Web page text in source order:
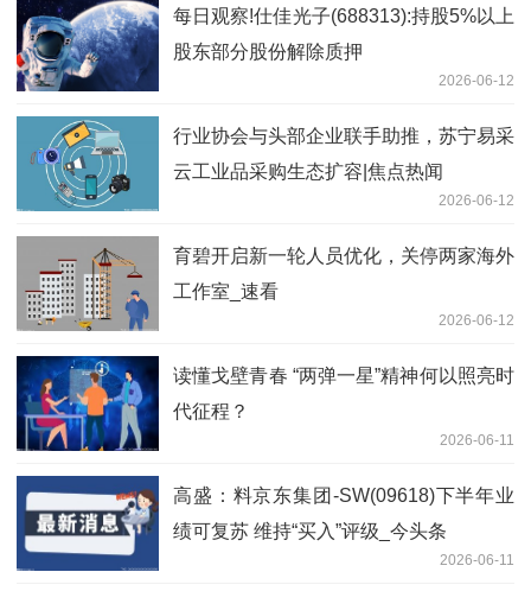
每日观察!仕佳光子(688313):持股5%以上
股东部分股份解除质押
2026-06-12
行业协会与头部企业联手助推，苏宁易采
云工业品采购生态扩容|焦点热闻
2026-06-12
育碧开启新一轮人员优化，关停两家海外
工作室_速看
2026-06-12
读懂戈壁青春 “两弹一星”精神何以照亮时
代征程？
2026-06-11
高盛：料京东集团-SW(09618)下半年业
绩可复苏 维持“买入”评级_今头条
2026-06-11